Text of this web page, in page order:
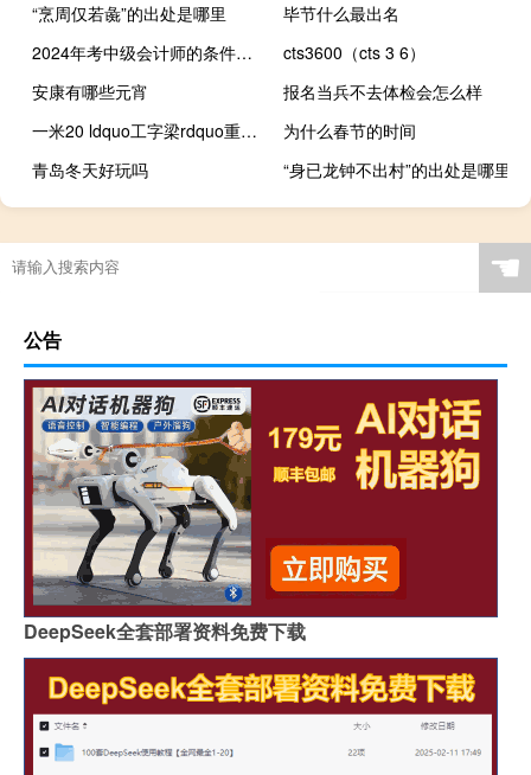
“烹周仅若彘”的出处是哪里
毕节什么最出名
2024年考中级会计师的条件有哪些
cts3600（cts 3 6）
安康有哪些元宵
报名当兵不去体检会怎么样
一米20 ldquo工字梁rdquo重多少？
为什么春节的时间
青岛冬天好玩吗
“身已龙钟不出村”的出处是哪里
☚
公告
DeepSeek全套部署资料免费下载